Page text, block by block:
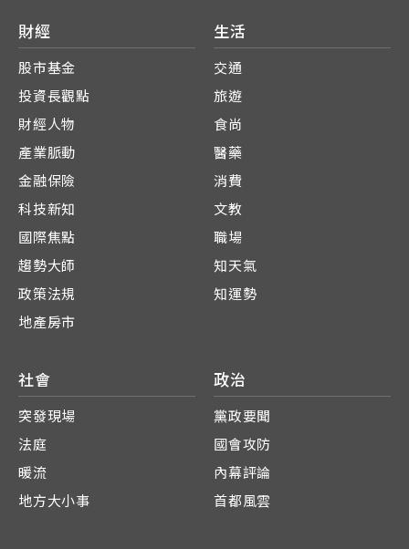
財經
股市基金
投資長觀點
財經人物
產業脈動
金融保險
科技新知
國際焦點
趨勢大師
政策法規
地產房市
生活
交通
旅遊
食尚
醫藥
消費
文教
職場
知天氣
知運勢
社會
突發現場
法庭
暖流
地方大小事
政治
黨政要聞
國會攻防
內幕評論
首都風雲